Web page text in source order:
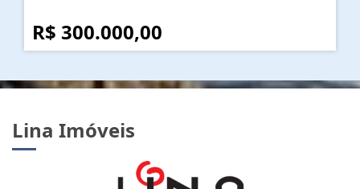
R$ 300.000,00
Lina Imóveis